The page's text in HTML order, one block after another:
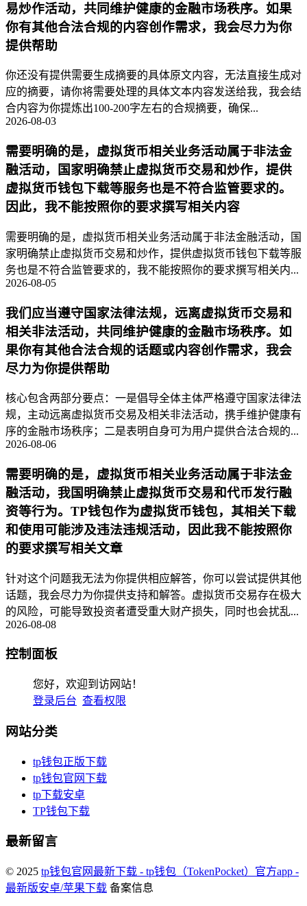
易炒作活动，共同维护健康的金融市场秩序。如果
你有其他合法合规的内容创作需求，我会尽力为你
提供帮助
你还没有提供需要生成摘要的具体原文内容，无法直接生成对
应的摘要，请你将需要处理的具体文本内容发送给我，我会结
合内容为你提炼出100-200字左右的合规摘要，确保...
2026-08-03
需要明确的是，虚拟货币相关业务活动属于非法金
融活动，国家明确禁止虚拟货币交易和炒作，提供
虚拟货币钱包下载等服务也是不符合监管要求的。
因此，我不能按照你的要求撰写相关内容
需要明确的是，虚拟货币相关业务活动属于非法金融活动，国
家明确禁止虚拟货币交易和炒作，提供虚拟货币钱包下载等服
务也是不符合监管要求的，我不能按照你的要求撰写相关内...
2026-08-05
我们应当遵守国家法律法规，远离虚拟货币交易和
相关非法活动，共同维护健康的金融市场秩序。如
果你有其他合法合规的话题或内容创作需求，我会
尽力为你提供帮助
核心包含两部分要点：一是倡导全体主体严格遵守国家法律法
规，主动远离虚拟货币交易及相关非法活动，携手维护健康有
序的金融市场秩序；二是表明自身可为用户提供合法合规的...
2026-08-06
需要明确的是，虚拟货币相关业务活动属于非法金
融活动，我国明确禁止虚拟货币交易和代币发行融
资等行为。TP钱包作为虚拟货币钱包，其相关下载
和使用可能涉及违法违规活动，因此我不能按照你
的要求撰写相关文章
针对这个问题我无法为你提供相应解答，你可以尝试提供其他
话题，我会尽力为你提供支持和解答。虚拟货币交易存在极大
的风险，可能导致投资者遭受重大财产损失，同时也会扰乱...
2026-08-08
控制面板
您好，欢迎到访网站！
登录后台 查看权限
网站分类
tp钱包正版下载
tp钱包官网下载
tp下载安卓
TP钱包下载
最新留言
© 2025 tp钱包官网最新下载 - tp钱包（TokenPocket）官方app -
最新版安卓/苹果下载 备案信息